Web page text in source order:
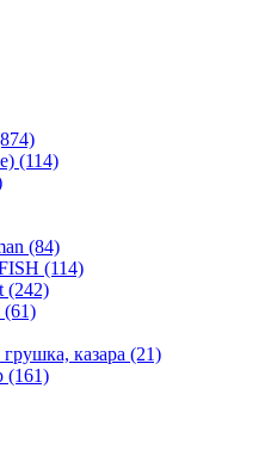
(114)
(84)
(114)
(242)
(61)
казара (21)
(161)